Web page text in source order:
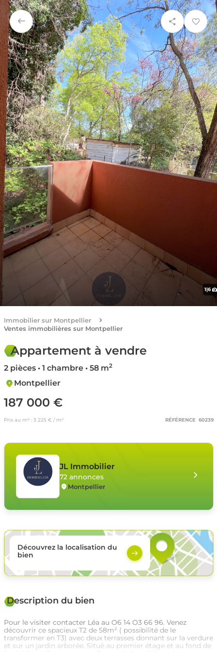
1|6
Immobilier sur Montpellier
Ventes immobilières sur Montpellier
Appartement à vendre
2 pièces • 1 chambre • 58 m2
Montpellier
187 000 €
Prix au m² : 3 225 € / m² RÉFÉRENCE 60239
JL Immobilier
72 annonces
Montpellier
Découvrez la localisation du
bien
Description du bien
Pour le visiter contacter Léa au O6 14 O3 66 96. Venez
découvrir ce spacieux T2 de 58m² ( possibilité de le
transformer en T3) avec deux terrasses donnant sur la verdure
et sur un jardin arborée. Situé au premier étage et au fond de